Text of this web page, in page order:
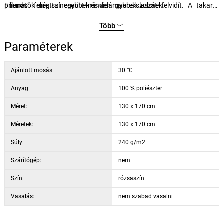
pillanatok még színesebbek és vidámabbak lesznek.
Friends” felirattal együtt minden gyerekszobát felvidít. A takarót
varrott, ami biztosítja a takaró szilárdságát és ellenállóságát. A
mikroplyš takaró Oeko-Tex Standard 100 tanúsítvánnyal rendelkezik.
Több
Paraméterek
Ajánlott mosás: 30 °C
Anyag: 100 % poliészter
Méret: 130 x 170 cm
Méretek: 130 x 170 cm
Súly: 240 g/m2
Szárítógép: nem
Szín: rózsaszín
Vasalás: nem szabad vasalni